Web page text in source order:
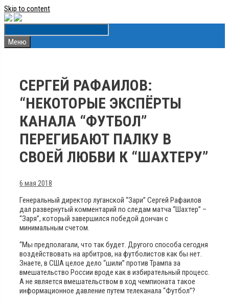
Skip to content
Меню
СЕРГЕЙ РАФАИЛОВ:
“НЕКОТОРЫЕ ЭКСПЁРТЫ
КАНАЛА “ФУТБОЛ”
ПЕРЕГИБАЮТ ПАЛКУ В
СВОЕЙ ЛЮБВИ К “ШАХТЕРУ”
6 мая 2018
Генеральный директор луганской “Зари” Сергей Рафаилов
дал развернутый комментарий по следам матча “Шахтер” –
“Заря”, который завершился победой дончан с
минимальным счетом.
“Мы предполагали, что так будет. Другого способа сегодня
воздействовать на арбитров, на футболистов как бы нет.
Знаете, в США целое дело “шили” против Трампа за
вмешательство России вроде как в избирательный процесс.
А не является вмешательством в ход чемпионата такое
информационное давление путем телеканала “Футбол”?